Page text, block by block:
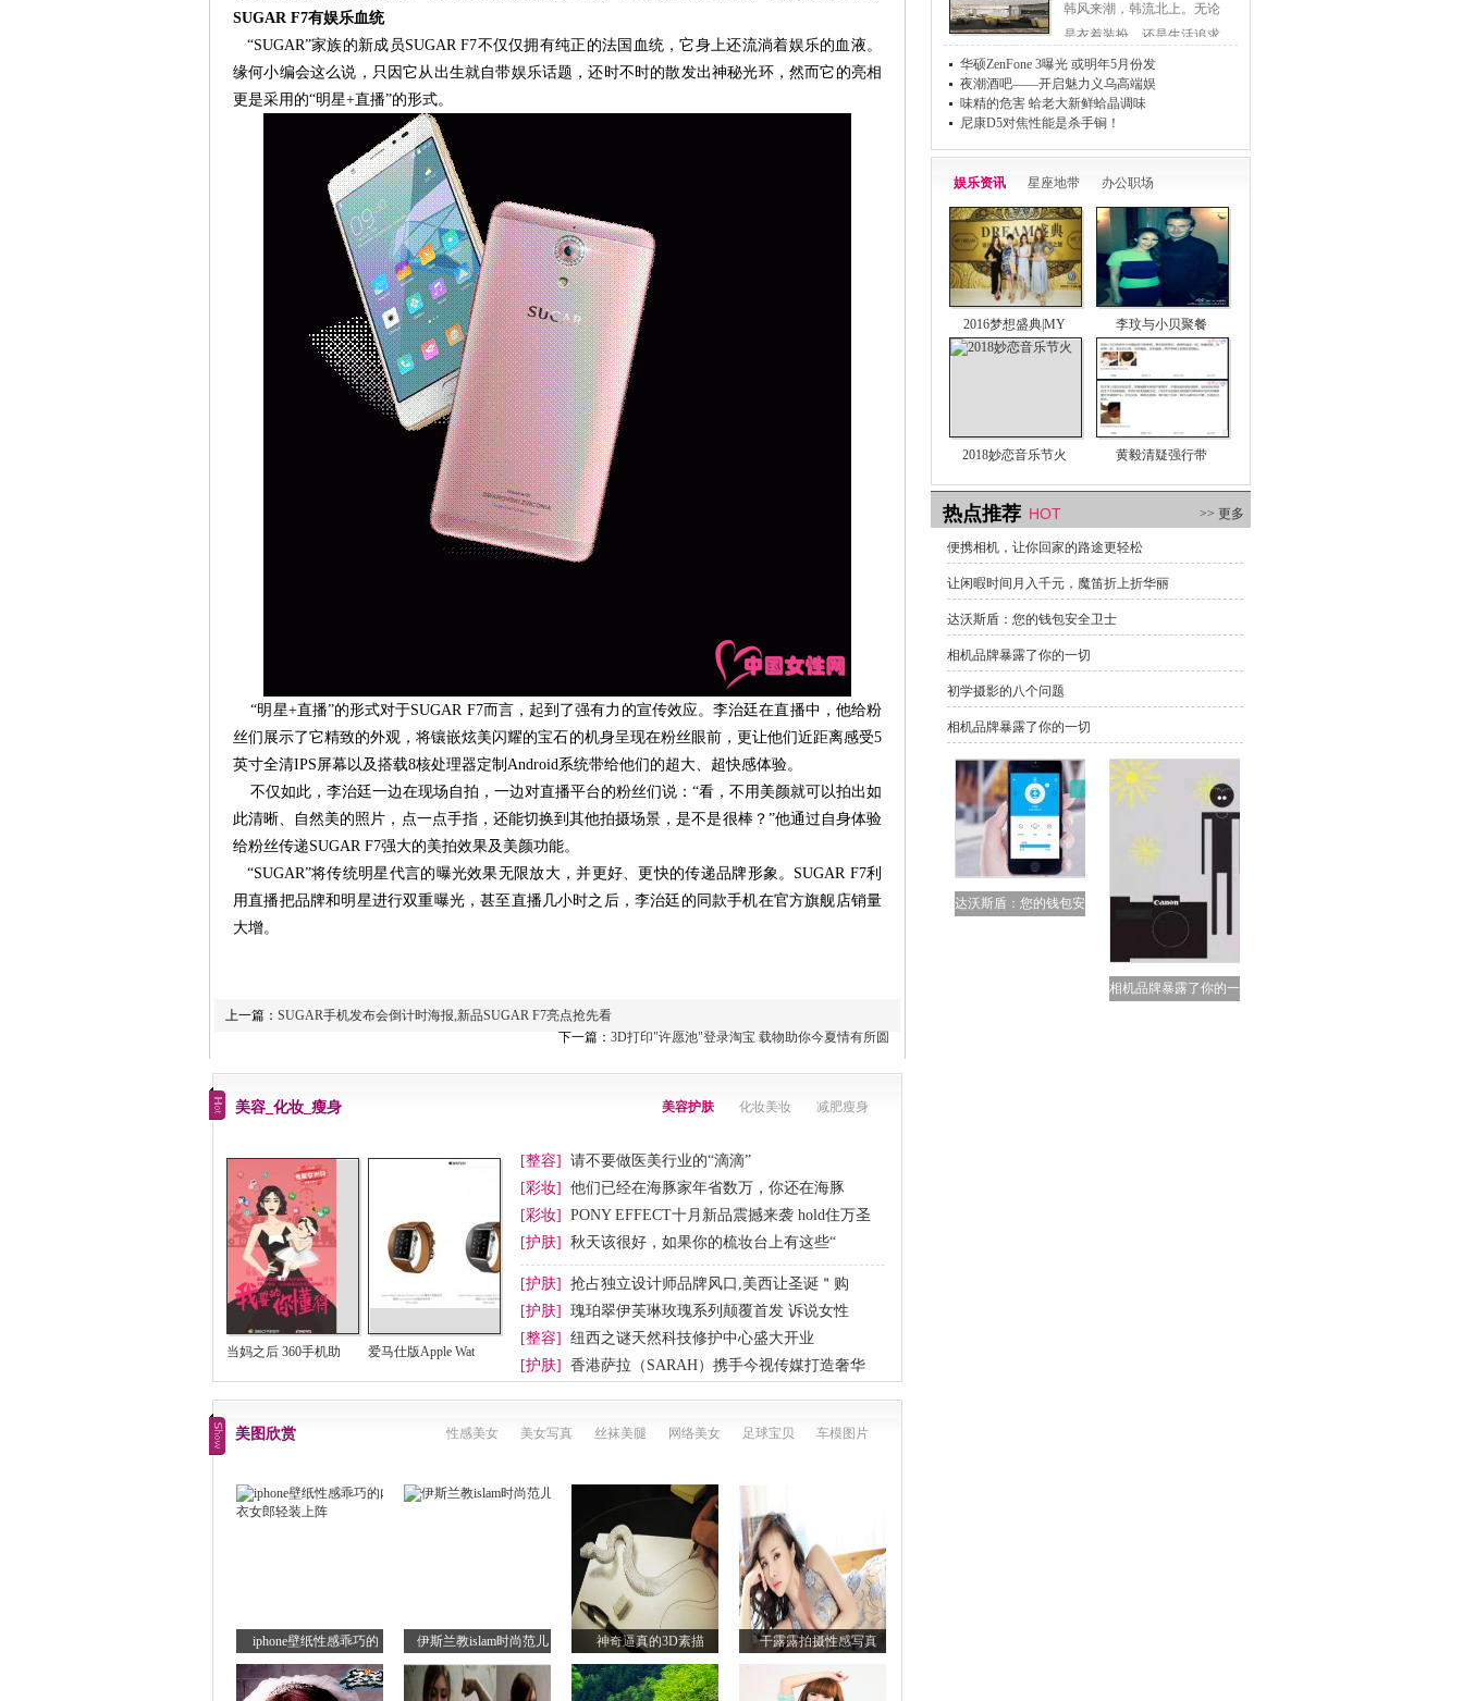
SUGAR F7有娱乐血统
“SUGAR”家族的新成员SUGAR F7不仅仅拥有纯正的法国血统，它身上还流淌着娱乐的血液。
缘何小编会这么说，只因它从出生就自带娱乐话题，还时不时的散发出神秘光环，然而它的亮相
更是采用的“明星+直播”的形式。
“明星+直播”的形式对于SUGAR F7而言，起到了强有力的宣传效应。李治廷在直播中，他给粉
丝们展示了它精致的外观，将镶嵌炫美闪耀的宝石的机身呈现在粉丝眼前，更让他们近距离感受5
英寸全清IPS屏幕以及搭载8核处理器定制Android系统带给他们的超大、超快感体验。
不仅如此，李治廷一边在现场自拍，一边对直播平台的粉丝们说：“看，不用美颜就可以拍出如
此清晰、自然美的照片，点一点手指，还能切换到其他拍摄场景，是不是很棒？”他通过自身体验
给粉丝传递SUGAR F7强大的美拍效果及美颜功能。
“SUGAR”将传统明星代言的曝光效果无限放大，并更好、更快的传递品牌形象。SUGAR F7利
用直播把品牌和明星进行双重曝光，甚至直播几小时之后，李治廷的同款手机在官方旗舰店销量
大增。
上一篇： SUGAR手机发布会倒计时海报,新品SUGAR F7亮点抢先看
下一篇： 3D打印"许愿池"登录淘宝 载物助你今夏情有所圆
美容_化妆_瘦身 美容护肤 化妆美妆 减肥瘦身
当妈之后 360手机助 爱马仕版Apple Wat
[整容]
请不要做医美行业的“滴滴”
[彩妆]
他们已经在海豚家年省数万，你还在海豚
[彩妆]
PONY EFFECT十月新品震撼来袭 hold住万圣
节妆
[护肤] 秋天该很好，如果你的梳妆台上有这些“
[护肤]
抢占独立设计师品牌风口,美西让圣诞＂购
[护肤]
瑰珀翠伊芙琳玫瑰系列颠覆首发 诉说女性
[整容]
纽西之谜天然科技修护中心盛大开业
[护肤]
香港萨拉（SARAH）携手今视传媒打造奢华
美图欣赏 性感美女 美女写真 丝袜美腿 网络美女 足球宝贝 车模图片
iphone壁纸性感乖巧的 伊斯兰教islam时尚范儿 神奇逼真的3D素描 干露露拍摄性感写真
韩风来潮，韩流北上。无论
是衣着装扮，还是生活追求
都..
华硕ZenFone 3曝光 或明年5月份发
布
夜潮酒吧——开启魅力义乌高端娱
味精的危害 蛤老大新鲜蛤晶调味
尼康D5对焦性能是杀手锏！
娱乐资讯 星座地带 办公职场
2016梦想盛典|MY 李玟与小贝聚餐
2018妙恋音乐节火 黄毅清疑强行带
热点推荐 HOT >> 更多
便携相机，让你回家的路途更轻松
让闲暇时间月入千元，魔笛折上折华丽
达沃斯盾：您的钱包安全卫士
相机品牌暴露了你的一切
初学摄影的八个问题
相机品牌暴露了你的一切
达沃斯盾：您的钱包安
相机品牌暴露了你的一